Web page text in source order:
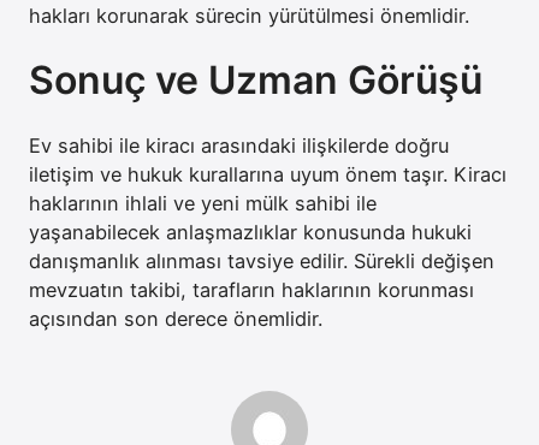
hakları korunarak sürecin yürütülmesi önemlidir.
Sonuç ve Uzman Görüşü
Ev sahibi ile kiracı arasındaki ilişkilerde doğru
iletişim ve hukuk kurallarına uyum önem taşır. Kiracı
haklarının ihlali ve yeni mülk sahibi ile
yaşanabilecek anlaşmazlıklar konusunda hukuki
danışmanlık alınması tavsiye edilir. Sürekli değişen
mevzuatın takibi, tarafların haklarının korunması
açısından son derece önemlidir.